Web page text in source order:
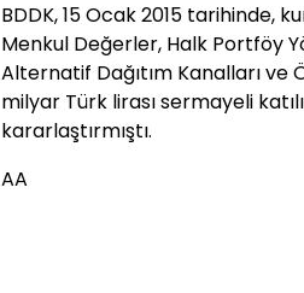
BDDK, 15 Ocak 2015 tarihinde,
Menkul Değerler, Halk Portföy
Alternatif Dağıtım Kanalları ve
milyar Türk lirası sermayeli
kararlaştırmıştı.
AA